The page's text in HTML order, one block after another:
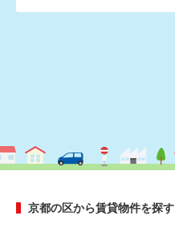
京都の区から賃貸物件を探す